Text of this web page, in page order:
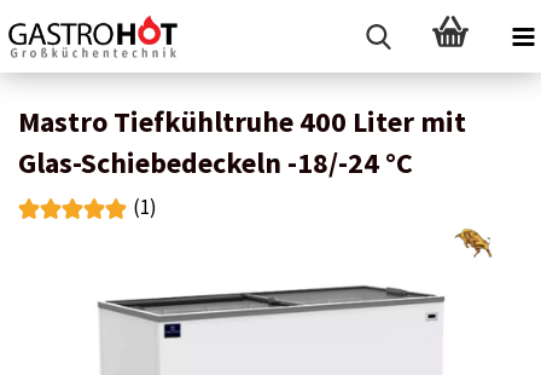
Mastro Tiefkühltruhe 400 Liter mit
Glas-Schiebedeckeln -18/-24 °C
(1)